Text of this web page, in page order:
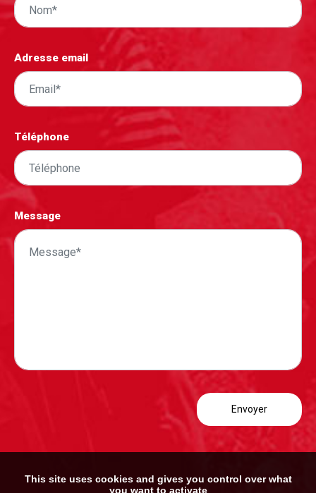
Adresse email
Téléphone
Message
This site uses cookies and gives you control over what
you want to activate